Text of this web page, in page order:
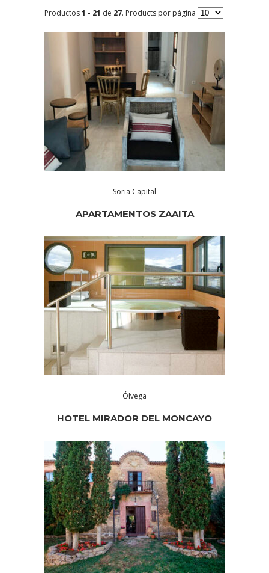
Productos1 - 21 de 27. Products por página
Soria Capital
APARTAMENTOS ZAAITA
Ólvega
HOTEL MIRADOR DEL MONCAYO